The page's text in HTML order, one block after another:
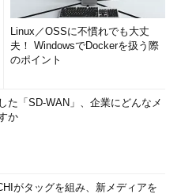
Linux／OSSに不慣れでも大丈
夫！ WindowsでDockerを扱う際
のポイント
た「SD-WAN」、企業にどんなメ
か
がタッグを組み、新メディアを